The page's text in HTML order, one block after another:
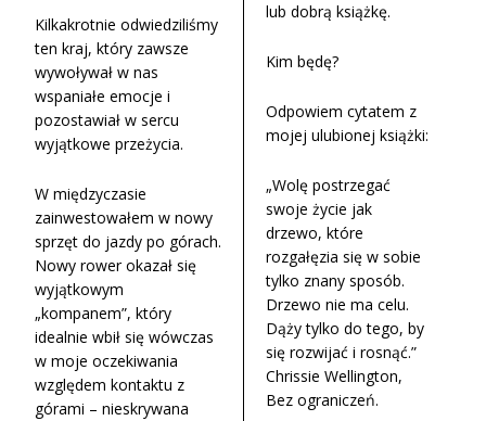
Kilkakrotnie odwiedziliśmy
ten kraj, który zawsze
wywoływał w nas
wspaniałe emocje i
pozostawiał w sercu
wyjątkowe przeżycia.
W międzyczasie
zainwestowałem w nowy
sprzęt do jazdy po górach.
Nowy rower okazał się
wyjątkowym
„kompanem”, który
idealnie wbił się wówczas
w moje oczekiwania
względem kontaktu z
górami – nieskrywana
lub dobrą książkę.
Kim będę?
Odpowiem cytatem z
mojej ulubionej książki:
„Wolę postrzegać
swoje życie jak
drzewo, które
rozgałęzia się w sobie
tylko znany sposób.
Drzewo nie ma celu.
Dąży tylko do tego, by
się rozwijać i rosnąć.”
Chrissie Wellington,
Bez ograniczeń.